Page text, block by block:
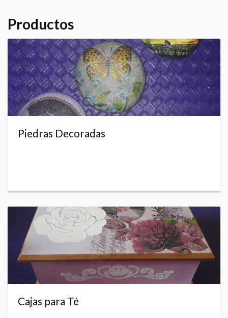
Productos
Piedras Decoradas
Cajas para Té